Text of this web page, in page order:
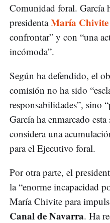
Comunidad foral. García
presidentaMaría Chivite
confrontar” y con “una
incómoda”.
Según ha defendido, el
comisión no ha sido
responsabilidades”, sino
García ha enmarcado
considera una
para el Ejecutivo foral.
Por otra parte, el
la “enorme incapacidad
María Chivite para
Canal de Navarra. Ha